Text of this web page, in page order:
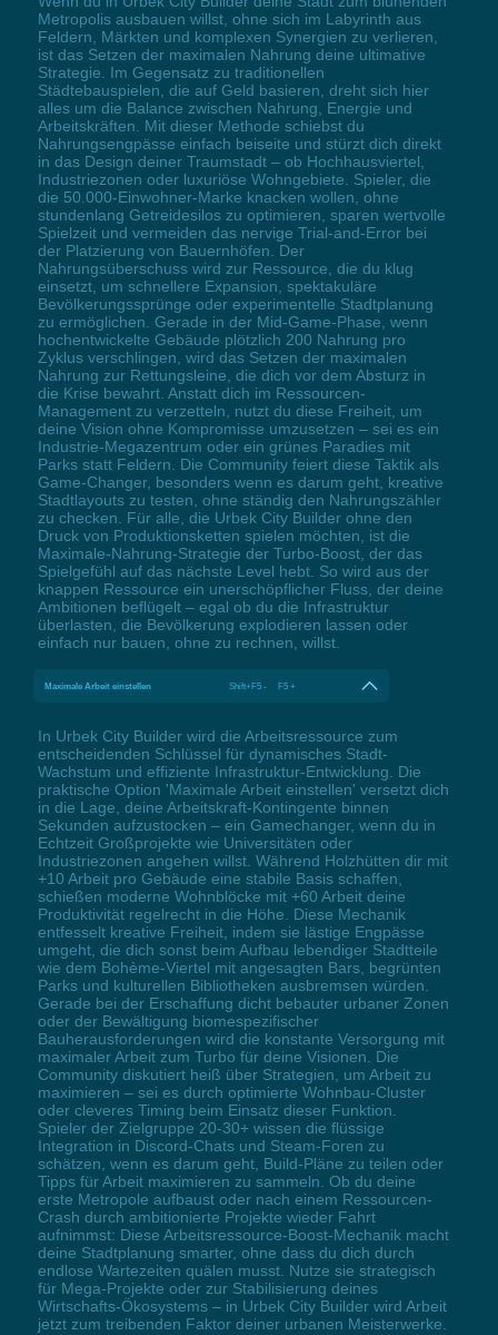
Metropolis ausbauen willst, ohne sich im Labyrinth aus
Feldern, Märkten und komplexen Synergien zu verlieren,
ist das Setzen der maximalen Nahrung deine ultimative
Strategie. Im Gegensatz zu traditionellen
Städtebauspielen, die auf Geld basieren, dreht sich hier
alles um die Balance zwischen Nahrung, Energie und
Arbeitskräften. Mit dieser Methode schiebst du
Nahrungsengpässe einfach beiseite und stürzt dich direkt
in das Design deiner Traumstadt – ob Hochhausviertel,
Industriezonen oder luxuriöse Wohngebiete. Spieler, die
die 50.000-Einwohner-Marke knacken wollen, ohne
stundenlang Getreidesilos zu optimieren, sparen wertvolle
Spielzeit und vermeiden das nervige Trial-and-Error bei
der Platzierung von Bauernhöfen. Der
Nahrungsüberschuss wird zur Ressource, die du klug
einsetzt, um schnellere Expansion, spektakuläre
Bevölkerungssprünge oder experimentelle Stadtplanung
zu ermöglichen. Gerade in der Mid-Game-Phase, wenn
hochentwickelte Gebäude plötzlich 200 Nahrung pro
Zyklus verschlingen, wird das Setzen der maximalen
Nahrung zur Rettungsleine, die dich vor dem Absturz in
die Krise bewahrt. Anstatt dich im Ressourcen-
Management zu verzetteln, nutzt du diese Freiheit, um
deine Vision ohne Kompromisse umzusetzen – sei es ein
Industrie-Megazentrum oder ein grünes Paradies mit
Parks statt Feldern. Die Community feiert diese Taktik als
Game-Changer, besonders wenn es darum geht, kreative
Stadtlayouts zu testen, ohne ständig den Nahrungszähler
zu checken. Für alle, die Urbek City Builder ohne den
Druck von Produktionsketten spielen möchten, ist die
Maximale-Nahrung-Strategie der Turbo-Boost, der das
Spielgefühl auf das nächste Level hebt. So wird aus der
knappen Ressource ein unerschöpflicher Fluss, der deine
Ambitionen beflügelt – egal ob du die Infrastruktur
überlasten, die Bevölkerung explodieren lassen oder
einfach nur bauen, ohne zu rechnen, willst.
Maximale Arbeit einstellen Shift+F5 - F5 +
In Urbek City Builder wird die Arbeitsressource zum
entscheidenden Schlüssel für dynamisches Stadt-
Wachstum und effiziente Infrastruktur-Entwicklung. Die
praktische Option 'Maximale Arbeit einstellen' versetzt dich
in die Lage, deine Arbeitskraft-Kontingente binnen
Sekunden aufzustocken – ein Gamechanger, wenn du in
Echtzeit Großprojekte wie Universitäten oder
Industriezonen angehen willst. Während Holzhütten dir mit
+10 Arbeit pro Gebäude eine stabile Basis schaffen,
schießen moderne Wohnblöcke mit +60 Arbeit deine
Produktivität regelrecht in die Höhe. Diese Mechanik
entfesselt kreative Freiheit, indem sie lästige Engpässe
umgeht, die dich sonst beim Aufbau lebendiger Stadtteile
wie dem Bohème-Viertel mit angesagten Bars, begrünten
Parks und kulturellen Bibliotheken ausbremsen würden.
Gerade bei der Erschaffung dicht bebauter urbaner Zonen
oder der Bewältigung biomespezifischer
Bauherausforderungen wird die konstante Versorgung mit
maximaler Arbeit zum Turbo für deine Visionen. Die
Community diskutiert heiß über Strategien, um Arbeit zu
maximieren – sei es durch optimierte Wohnbau-Cluster
oder cleveres Timing beim Einsatz dieser Funktion.
Spieler der Zielgruppe 20-30+ wissen die flüssige
Integration in Discord-Chats und Steam-Foren zu
schätzen, wenn es darum geht, Build-Pläne zu teilen oder
Tipps für Arbeit maximieren zu sammeln. Ob du deine
erste Metropole aufbaust oder nach einem Ressourcen-
Crash durch ambitionierte Projekte wieder Fahrt
aufnimmst: Diese Arbeitsressource-Boost-Mechanik macht
deine Stadtplanung smarter, ohne dass du dich durch
endlose Wartezeiten quälen musst. Nutze sie strategisch
für Mega-Projekte oder zur Stabilisierung deines
Wirtschafts-Ökosystems – in Urbek City Builder wird Arbeit
jetzt zum treibenden Faktor deiner urbanen Meisterwerke.